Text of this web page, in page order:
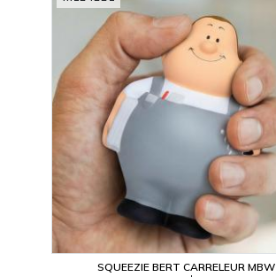
SQUEEZIE BERT CARRELEUR MBW